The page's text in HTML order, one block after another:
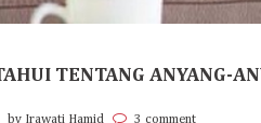
TENTANG ANYANG-
by Irawati Hamid 3 comment